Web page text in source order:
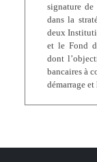
signature
dans la
deux
et le Fond
dont
bancaires à
démarrage